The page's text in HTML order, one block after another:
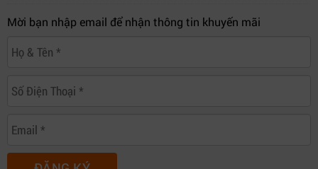
Mời bạn nhập email để nhận thông tin khuyến mãi